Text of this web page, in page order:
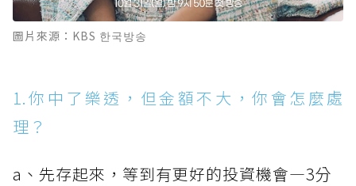
圖片來源：KBS 한국방송
1.你中了樂透，但金額不大，你會怎麼處
理？
a、先存起來，等到有更好的投資機會—3分